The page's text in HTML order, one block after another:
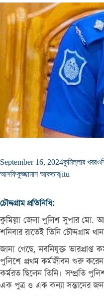
September 16, 2024কুমিল্লার খবর
আসফিকুজ্জামান আকতারjitu
চৌদ্দগ্রাম প্রতিনিধি:
কুমিল্লা জেলা পুলিশ সুপার মো.
শনিবার রাতেই তিনি চৌদ্দগ্রাম
জানা গেছে, নবনিযুক্ত
পুলিশে প্রথম কর্মজীবন শুরু
কর্মরত ছিলেন তিনি। সম্প্রতি
এক পুত্র ও এক কন্যা সন্তানের